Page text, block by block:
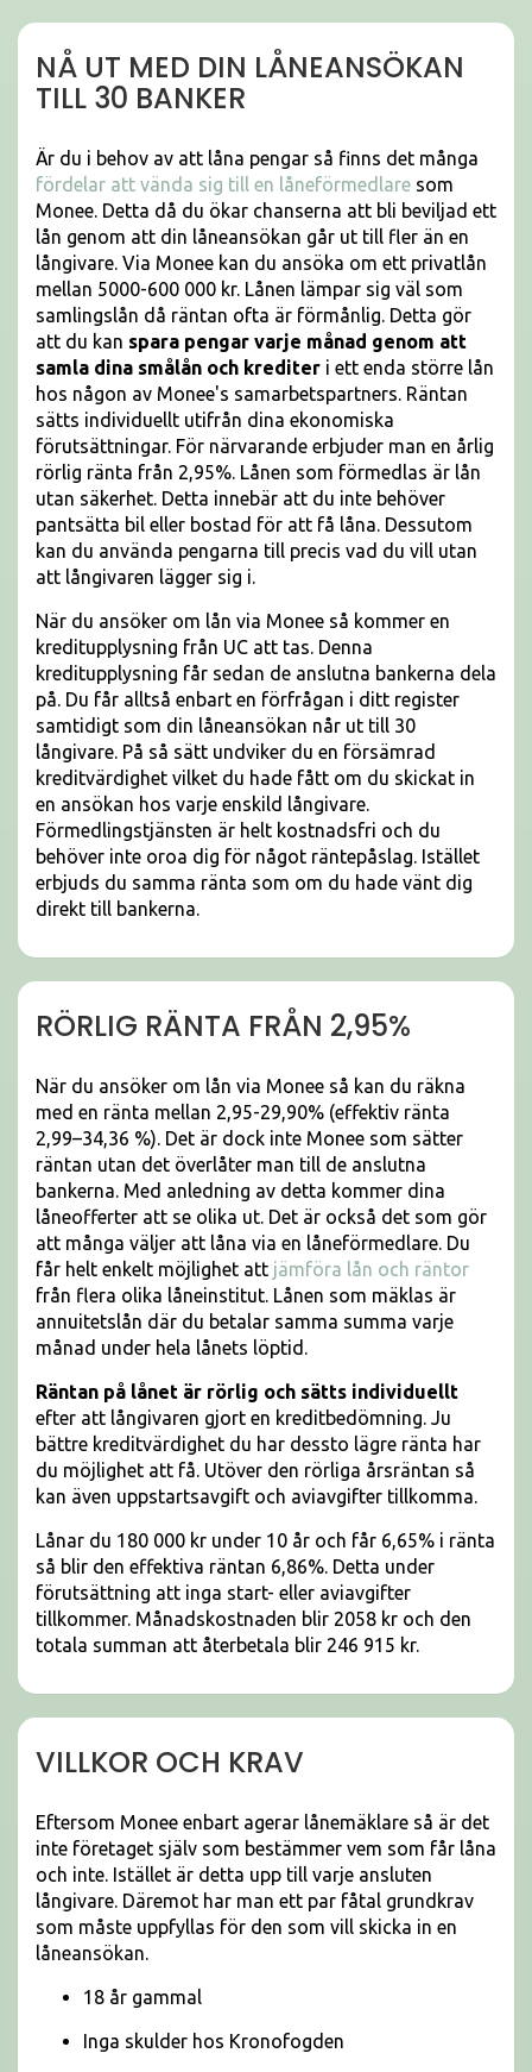
NÅ UT MED DIN LÅNEANSÖKAN
TILL 30 BANKER
Är du i behov av att låna pengar så finns det många
fördelar att vända sig till en låneförmedlare som
Monee. Detta då du ökar chanserna att bli beviljad ett
lån genom att din låneansökan går ut till fler än en
långivare. Via Monee kan du ansöka om ett privatlån
mellan 5000-600 000 kr. Lånen lämpar sig väl som
samlingslån då räntan ofta är förmånlig. Detta gör
att du kan spara pengar varje månad genom att
samla dina smålån och krediter i ett enda större lån
hos någon av Monee's samarbetspartners. Räntan
sätts individuellt utifrån dina ekonomiska
förutsättningar. För närvarande erbjuder man en årlig
rörlig ränta från 2,95%. Lånen som förmedlas är lån
utan säkerhet. Detta innebär att du inte behöver
pantsätta bil eller bostad för att få låna. Dessutom
kan du använda pengarna till precis vad du vill utan
att långivaren lägger sig i.
När du ansöker om lån via Monee så kommer en
kreditupplysning från UC att tas. Denna
kreditupplysning får sedan de anslutna bankerna dela
på. Du får alltså enbart en förfrågan i ditt register
samtidigt som din låneansökan når ut till 30
långivare. På så sätt undviker du en försämrad
kreditvärdighet vilket du hade fått om du skickat in
en ansökan hos varje enskild långivare.
Förmedlingstjänsten är helt kostnadsfri och du
behöver inte oroa dig för något räntepåslag. Istället
erbjuds du samma ränta som om du hade vänt dig
direkt till bankerna.
RÖRLIG RÄNTA FRÅN 2,95%
När du ansöker om lån via Monee så kan du räkna
med en ränta mellan 2,95-29,90% (effektiv ränta
2,99–34,36 %). Det är dock inte Monee som sätter
räntan utan det överlåter man till de anslutna
bankerna. Med anledning av detta kommer dina
låneofferter att se olika ut. Det är också det som gör
att många väljer att låna via en låneförmedlare. Du
får helt enkelt möjlighet att jämföra lån och räntor
från flera olika låneinstitut. Lånen som mäklas är
annuitetslån där du betalar samma summa varje
månad under hela lånets löptid.
Räntan på lånet är rörlig och sätts individuellt
efter att långivaren gjort en kreditbedömning. Ju
bättre kreditvärdighet du har dessto lägre ränta har
du möjlighet att få. Utöver den rörliga årsräntan så
kan även uppstartsavgift och aviavgifter tillkomma.
Lånar du 180 000 kr under 10 år och får 6,65% i ränta
så blir den effektiva räntan 6,86%. Detta under
förutsättning att inga start- eller aviavgifter
tillkommer. Månadskostnaden blir 2058 kr och den
totala summan att återbetala blir 246 915 kr.
VILLKOR OCH KRAV
Eftersom Monee enbart agerar lånemäklare så är det
inte företaget själv som bestämmer vem som får låna
och inte. Istället är detta upp till varje ansluten
långivare. Däremot har man ett par fåtal grundkrav
som måste uppfyllas för den som vill skicka in en
låneansökan.
18 år gammal
Inga skulder hos Kronofogden